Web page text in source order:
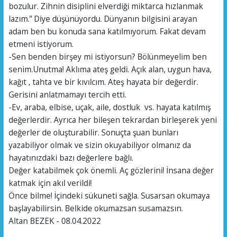
bozulur. Zihnin disiplini elverdiği miktarca hızlanmak
lazım.” Diye düşünüyordu. Dünyanın bilgisini arayan
adam ben bu konuda sana katılmıyorum. Fakat devam
etmeni istiyorum.
-Sen benden birşey mi istiyorsun? Bölünmeyelim ben
senim.Unutma! Aklıma ateş geldi. Açık alan, uygun hava,
kağıt , tahta ve bir kıvılcım. Ateş hayata bir değerdir.
Gerisini anlatmamayı tercih etti.
-Ev, araba, elbise, uçak, aile, dostluk vs. hayata katılmış
değerlerdir. Ayrıca her bileşen tekrardan birleşerek yeni
değerler de oluşturabilir. Sonuçta şuan bunları
yazabiliyor olmak ve sizin okuyabiliyor olmanız da
hayatınızdaki bazı değerlere bağlı.
Değer katabilmek çok önemli. Aç gözlerini! İnsana değer
katmak için akıl verildi!
Önce bilme! İçindeki sükuneti sağla. Susarsan okumaya
başlayabilirsin. Belkide okumazsan susamazsın.
Altan BEZEK - 08.04.2022